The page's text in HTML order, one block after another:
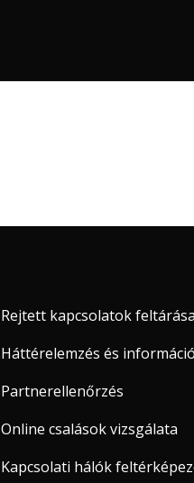
Rejtett kapcsolatok feltárása
Háttérelemzés és
Partnerellenőrzés
Online csalások vizsgálata
Kapcsolati hálók